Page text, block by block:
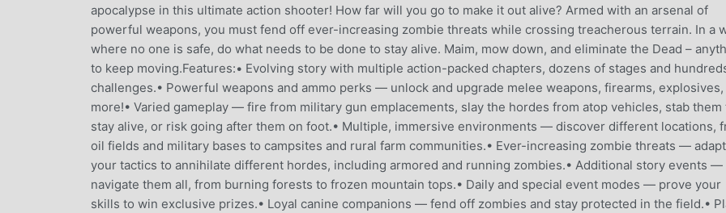
apocalypse in this ultimate action shooter! How far will you go to make it out alive? Armed with an arsenal of
powerful weapons, you must fend off ever-increasing zombie threats while crossing treacherous terrain. In a
where no one is safe, do what needs to be done to stay alive. Maim, mow down, and eliminate the Dead –
to keep moving.Features:• Evolving story with multiple action-packed chapters, dozens of stages and
challenges.• Powerful weapons and ammo perks — unlock and upgrade melee weapons, firearms, explosives,
more!• Varied gameplay — fire from military gun emplacements, slay the hordes from atop vehicles, stab them
stay alive, or risk going after them on foot.• Multiple, immersive environments — discover different locations,
oil fields and military bases to campsites and rural farm communities.• Ever-increasing zombie threats — adapt
your tactics to annihilate different hordes, including armored and running zombies.• Additional story events —
navigate them all, from burning forests to frozen mountain tops.• Daily and special event modes — prove your
skills to win exclusive prizes.• Loyal canine companions — fend off zombies and stay protected in the field.•